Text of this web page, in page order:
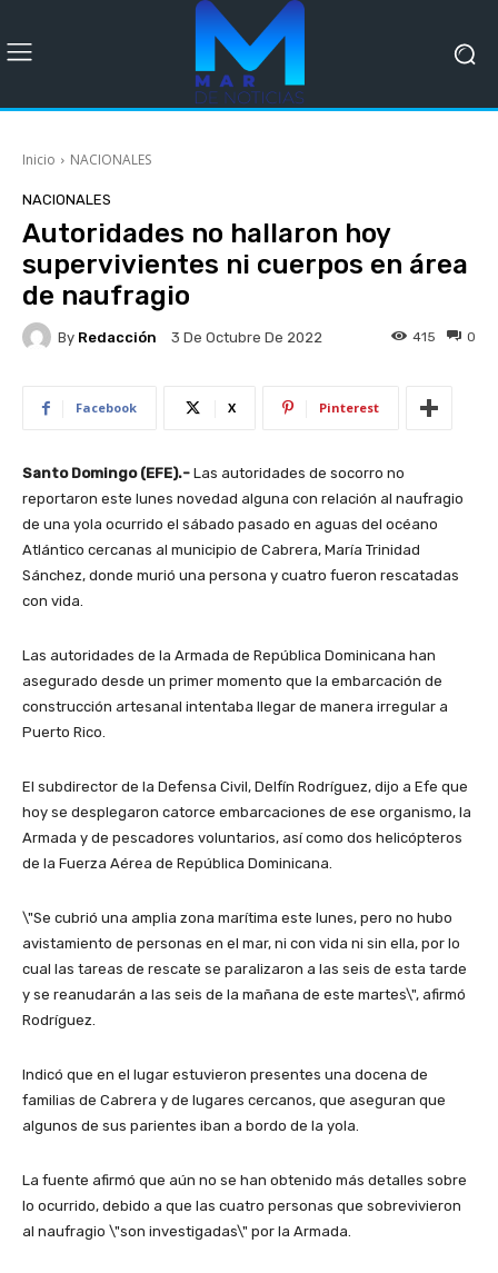
Inicio NACIONALES
NACIONALES
Autoridades no hallaron hoy
supervivientes ni cuerpos en área
de naufragio
By Redacción 3 De Octubre De 2022 0
415
Facebook X Pinterest
Santo Domingo (EFE).- Las autoridades de socorro no
reportaron este lunes novedad alguna con relación al naufragio
de una yola ocurrido el sábado pasado en aguas del océano
Atlántico cercanas al municipio de Cabrera, María Trinidad
Sánchez, donde murió una persona y cuatro fueron rescatadas
con vida.
Las autoridades de la Armada de República Dominicana han
asegurado desde un primer momento que la embarcación de
construcción artesanal intentaba llegar de manera irregular a
Puerto Rico.
El subdirector de la Defensa Civil, Delfín Rodríguez, dijo a Efe que
hoy se desplegaron catorce embarcaciones de ese organismo, la
Armada y de pescadores voluntarios, así como dos helicópteros
de la Fuerza Aérea de República Dominicana.
\"Se cubrió una amplia zona marítima este lunes, pero no hubo
avistamiento de personas en el mar, ni con vida ni sin ella, por lo
cual las tareas de rescate se paralizaron a las seis de esta tarde
y se reanudarán a las seis de la mañana de este martes\", afirmó
Rodríguez.
Indicó que en el lugar estuvieron presentes una docena de
familias de Cabrera y de lugares cercanos, que aseguran que
algunos de sus parientes iban a bordo de la yola.
La fuente afirmó que aún no se han obtenido más detalles sobre
lo ocurrido, debido a que las cuatro personas que sobrevivieron
al naufragio \"son investigadas\" por la Armada.